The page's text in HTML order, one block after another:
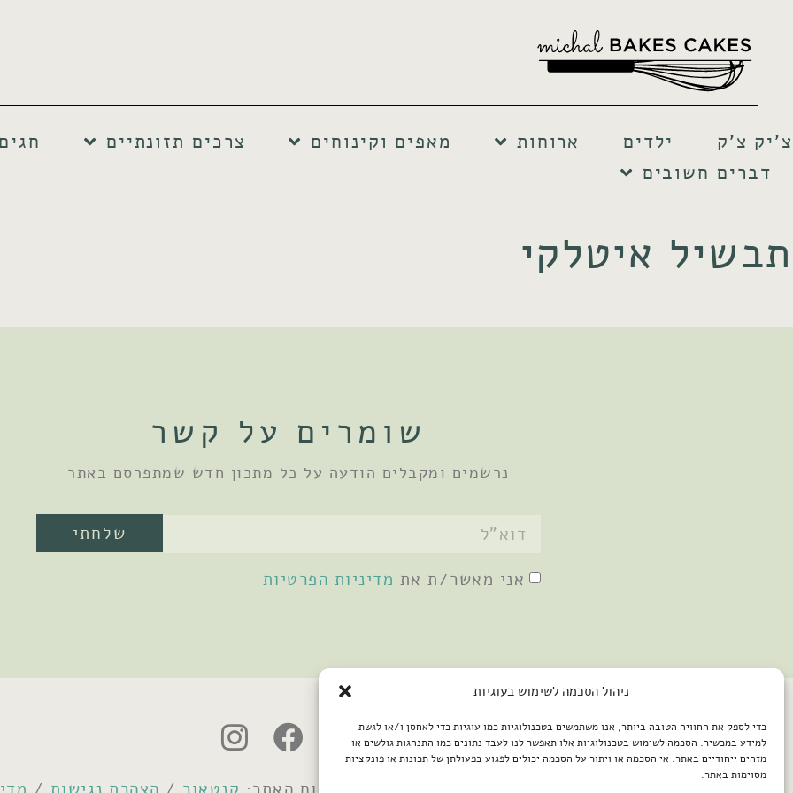
ניהול הסכמה לשימוש בעוגיות
כדי לספק את החוויה הטובה ביותר, אנו משתמשים בטכנולוגיות כמו עוגיות כדי לאחסן ו/או לגשת
למידע במכשיר. הסכמה לשימוש בטכנולוגיות אלו תאפשר לנו לעבד נתונים כמו התנהגות גולשים או
מזהים ייחודיים באתר. אי הסכמה או ויתור על הסכמה יכולים לפגוע בפעולתן של תכונות או פונקציות
מסוימות באתר.
צ'יק צ'ק ילדים ארוחות מאפים וקינוחים צרכים תזונתיים
חגים
דברים חשובים
תבשיל איטלקי
שומרים על קשר
נרשמים ומקבלים הודעה על כל מתכון חדש שמתפרסם באתר
אני מאשר/ת את מדיניות הפרטיות
שלחתי